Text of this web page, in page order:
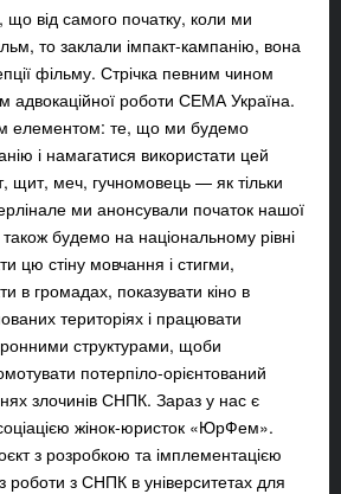
що від самого початку, коли ми
то заклали імпакт-кампанію, вона
фільму. Стрічка певним чином
адвокаційної роботи СЕМА Україна.
елементом: те, що ми будемо
і намагатися використати цей
щит, меч, гучномовець — як тільки
ми анонсували початок нашої
будемо на національному рівні
цю стіну мовчання і стигми,
в громадах, показувати кіно в
територіях і працювати
структурами, щоби
потерпіло-орієнтований
злочинів СНПК. Зараз у нас є
жінок-юристок «ЮрФем».
з розробкою та імплементацією
роботи з СНПК в університетах для